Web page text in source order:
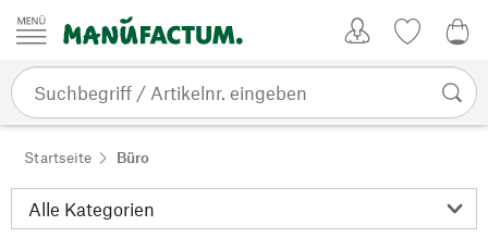
Zum Inhalt springen
Startseite Büro